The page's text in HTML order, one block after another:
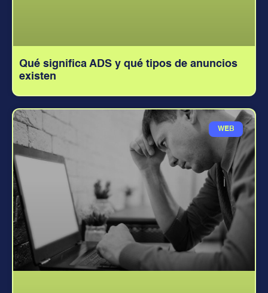
Qué significa ADS y qué tipos de anuncios
existen
WEB